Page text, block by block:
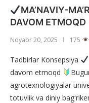
MA’NAVIY-
DAVOM ETMOQD
Noyabr 20, 2025 175
Tadbirlar Konsepsiya
davom etmoqd
agrotexnologiyalar
totuvlik va diniy